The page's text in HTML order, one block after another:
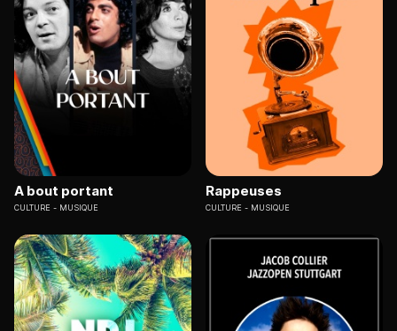
A bout portant
CULTURE MUSIQUE
Rappeuses
CULTURE MUSIQUE